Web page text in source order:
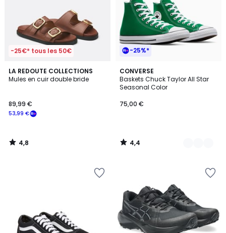
-25€* tous les 50€
LA REDOUTE COLLECTIONS
Mules en cuir double bride
53,99 €
89,99 €
4,8
/ 5
4,8
/
-25%*
CONVERSE
Baskets Chuck Taylor All Star
Seasonal Color
75,00 €
4,4
/ 5
13
Couleurs
4,4
/